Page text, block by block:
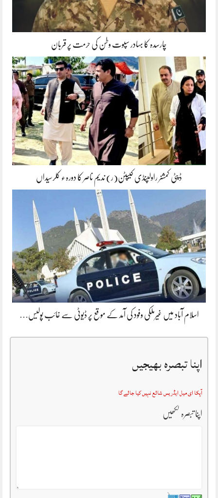
چارسدہ کا بہادر سپوت وطن کی حرمت پر قربان
ڈپٹی کمشنر راولپنڈی کیپٹن(ر) ندیم ناصر کا دورہء کلرسیداں
اسلام آباد میں غیرملکی وفود کی آمد کے موقع پر ڈیوٹی سے غائب پولیس…
اپنا تبصرہ بھیجیں
آپکا ای میل ایڈریس شائع نہیں کیا جائے گا
اپنا تبصرہ لکھیں